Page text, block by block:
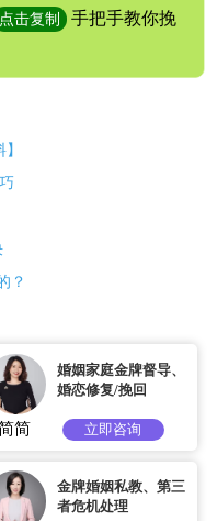
点击复制
手把手教你挽
？
婚姻家庭金牌督导、
婚恋修复/挽回
简 立即咨询
金牌婚姻私教、第三
者危机处理